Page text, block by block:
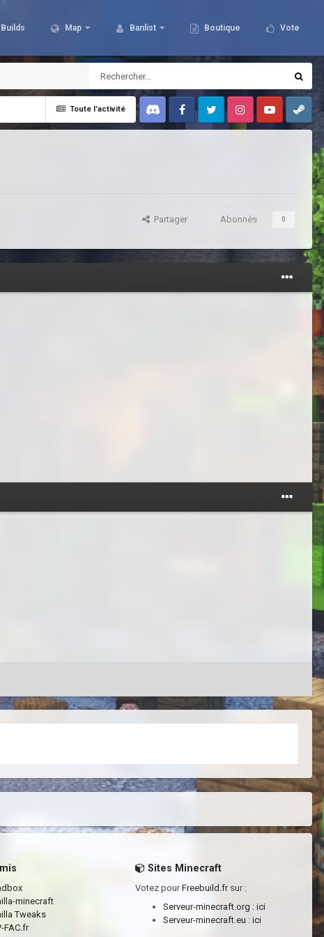
Map Banlist Boutique Vote
Toute l’activité
Discord FacebookTwitter InstagramYoutubeSteam
Partager Abonnés 0
minecraft
Tweaks
FAC.fr
Sites Minecraft
Votez pourFreebuild.frsur :
Serveur-minecraft.org : ici
Serveur-minecraft.eu : ici